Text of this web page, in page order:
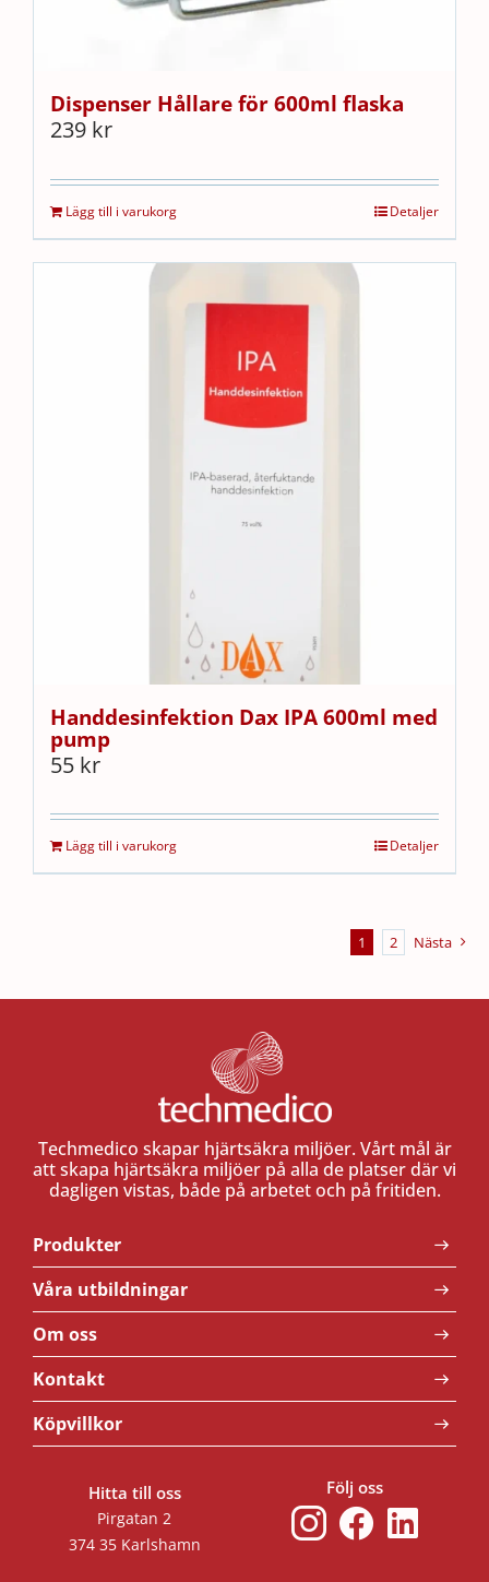
Dispenser Hållare för 600ml flaska
239 kr
Lägg till i varukorg Detaljer
Handdesinfektion Dax IPA 600ml med
pump
55 kr
Lägg till i varukorg Detaljer
1 2 Nästa
Techmedico skapar hjärtsäkra miljöer. Vårt mål är
att skapa hjärtsäkra miljöer på alla de platser där vi
dagligen vistas, både på arbetet och på fritiden.
Produkter
Våra utbildningar
Om oss
Kontakt
Köpvillkor
Hitta till oss
Pirgatan 2
374 35 Karlshamn
Följ oss